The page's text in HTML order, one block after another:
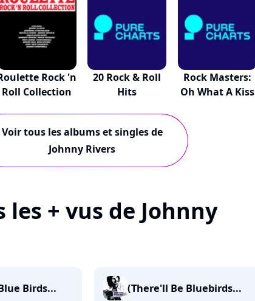
Rock 'n
Roll Collection
20 Rock & Roll
Hits
Rock Masters:
Oh What A Kiss
Voir tous les albums et singles de
Johnny Rivers
les + vus de Johnny
Birds... (There'll Be Bluebirds...